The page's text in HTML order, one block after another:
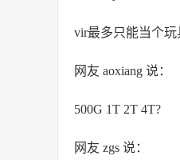
vir最多只能当个
网友 aoxiang 说：
500G 1T 2T 4T?
网友 zgs 说：